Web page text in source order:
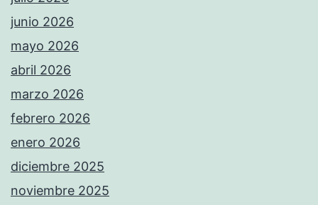
junio 2026
mayo 2026
abril 2026
marzo 2026
febrero 2026
enero 2026
diciembre 2025
noviembre 2025